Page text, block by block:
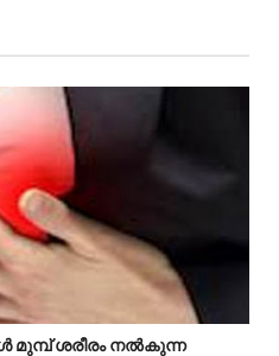
ശരീരം നൽകുന്ന